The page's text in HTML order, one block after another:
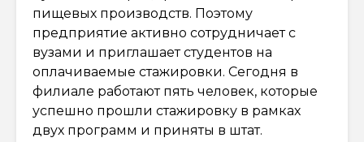
пищевых производств. Поэтому
предприятие активно сотрудничает с
вузами и приглашает студентов на
оплачиваемые стажировки. Сегодня в
филиале работают пять человек, которые
успешно прошли стажировку в рамках
двух программ и приняты в штат.